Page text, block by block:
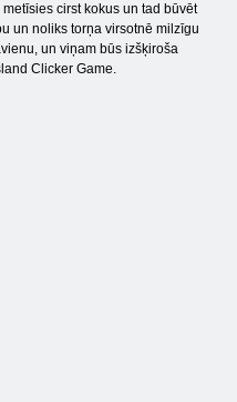
cirst kokus un tad būvēt
un noliks torņa virsotnē milzīgu
un viņam būs izšķiroša
Clicker Game.